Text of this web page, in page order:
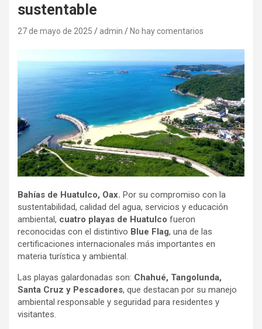
sustentable
27 de mayo de 2025 admin No hay comentarios
Bahías de Huatulco, Oax. Por su compromiso con la
sustentabilidad, calidad del agua, servicios y educación
ambiental, cuatro playas de Huatulco fueron
reconocidas con el distintivo Blue Flag, una de las
certificaciones internacionales más importantes en
materia turística y ambiental.
Las playas galardonadas son: Chahué, Tangolunda,
Santa Cruz y Pescadores, que destacan por su manejo
ambiental responsable y seguridad para residentes y
visitantes.